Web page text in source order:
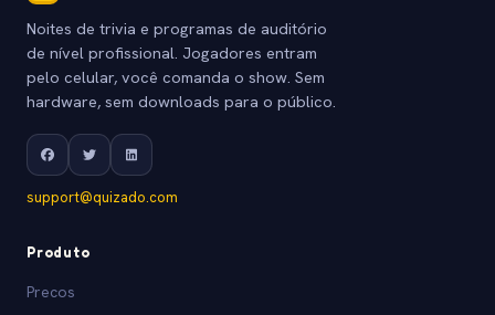
Noites de trivia e programas de auditório
de nível profissional. Jogadores entram
pelo celular, você comanda o show. Sem
hardware, sem downloads para o público.
support@quizado.com
Produto
Precos